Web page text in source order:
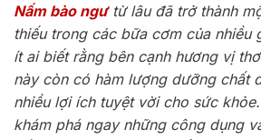
Nấm bào ngưtừ lâu đã trở thành
thiếu trong các bữa cơm của nhiều
ít ai biết rằng bên cạnh hương vị
này còn có hàm lượng dưỡng chất
nhiều lợi ích tuyệt vời cho sức
khám phá ngay những công dụng